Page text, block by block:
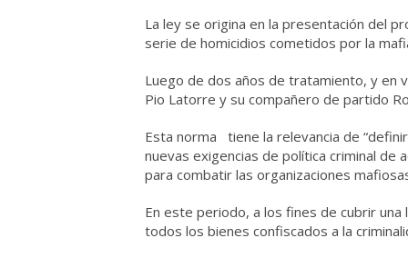
La ley se origina en la presentación del
serie de homicidios cometidos por la
Luego de dos años de tratamiento, y en
Pio Latorre y su compañero de partido
Esta norma tiene la relevancia de
nuevas exigencias de política criminal
para combatir las organizaciones
En este periodo, a los fines de cubrir
todos los bienes confiscados a la